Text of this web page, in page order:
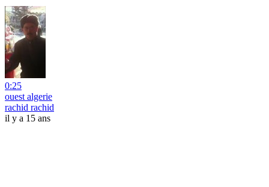
0:25
ouest algerie
rachid rachid
il y a 15 ans